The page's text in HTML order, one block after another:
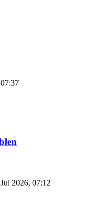
2026, 07:12